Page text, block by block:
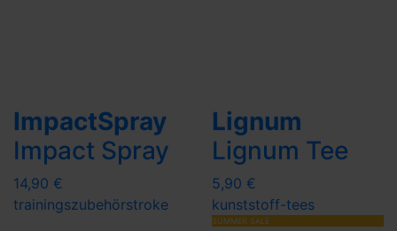
ImpactSpray
Impact Spray
14,90 €
trainingszubehörstroke
Lignum
Lignum Tee
5,90 €
kunststoff-tees
SUMMER SALE